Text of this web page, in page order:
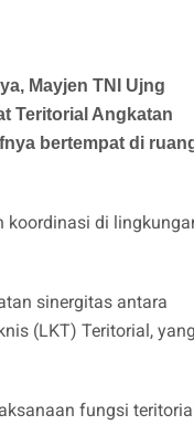
Mayjen TNI Ujng
Teritorial Angkatan
bertempat di
koordinasi di
sinergitas antara
(LKT) Teritorial, yang
fungsi